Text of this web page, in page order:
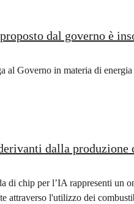
dal governo è
al Governo in materia di energia
dalla produzione
di chip per l’IA rappresenti un
attraverso l'utilizzo dei